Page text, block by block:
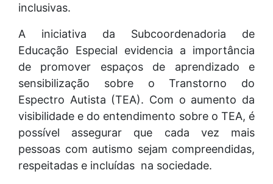
inclusivas.
A iniciativa da Subcoordenadoria de
Educação Especial evidencia a importância
de promover espaços de aprendizado e
sensibilização sobre o Transtorno do
Espectro Autista (TEA). Com o aumento da
visibilidade e do entendimento sobre o TEA, é
possível assegurar que cada vez mais
pessoas com autismo sejam compreendidas,
respeitadas e incluídas na sociedade.